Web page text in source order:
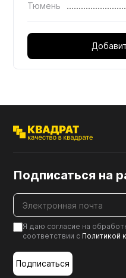
Тюмень
Подписаться на
Я даю согласие на
соответствии с Политикой
Подписаться